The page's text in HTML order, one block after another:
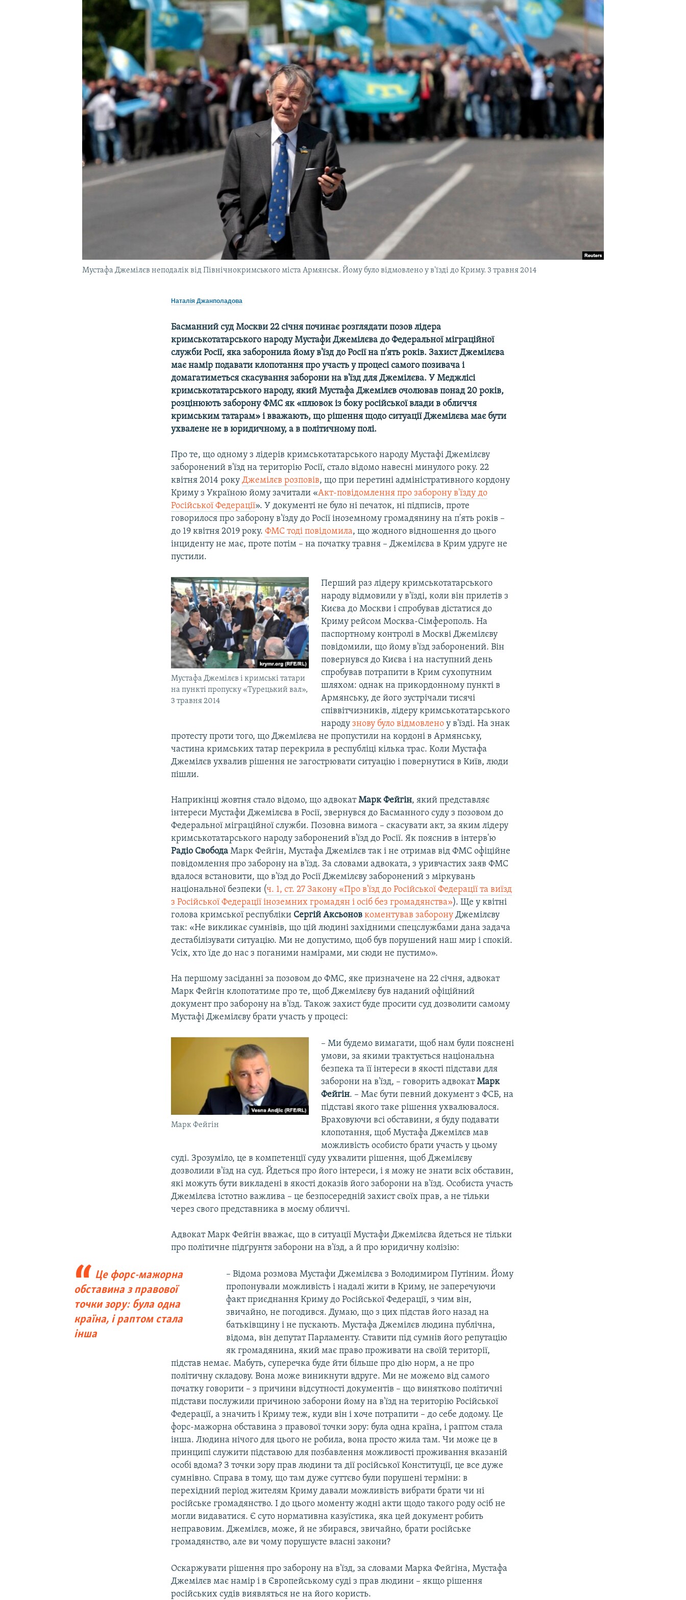
УКРАЇНСЬКА ПРОБЛЕМА КРИМУ
Мустафа Джемілєв неподалік від Північнокримського міста Армянськ. Йому було відмовлено у в'їзді до Криму. 3 травня 2014
Наталія Джанполадова
Басманний суд Москви 22 січня починає розглядати позов лідера
кримськотатарського народу Мустафи Джемілєва до Федеральної міграційної
служби Росії, яка заборонила йому в'їзд до Росії на п'ять років. Захист Джемілєва
має намір подавати клопотання про участь у процесі самого позивача і
домагатиметься скасування заборони на в'їзд для Джемілєва. У Меджлісі
кримськотатарського народу, який Мустафа Джемілєв очолював понад 20 років,
розцінюють заборону ФМС як «плювок із боку російської влади в обличчя
кримським татарам» і вважають, що рішення щодо ситуації Джемілєва має бути
ухвалене не в юридичному, а в політичному полі.
Про те, що одному з лідерів кримськотатарського народу Мустафі Джемілєву
заборонений в'їзд на територію Росії, стало відомо навесні минулого року. 22
квітня 2014 рокуДжемілєв розповів, що при перетині адміністративного кордону
Криму з Україною йому зачитали «Акт-повідомлення про заборону в'їзду до
Російської Федерації». У документі не було ні печаток, ні підписів, проте
говорилося про заборону в'їзду до Росії іноземному громадянину на п'ять років –
до 19 квітня 2019 року.ФМС тоді повідомила, що жодного відношення до цього
інциденту не має, проте потім – на початку травня – Джемілєва в Крим удруге не
пустили.
Мустафа Джемілєв і кримські татари
на пункті пропуску «Турецький вал»,
3 травня 2014
Перший раз лідеру кримськотатарського
народу відмовили у в'їзді, коли він прилетів з
Києва до Москви і спробував дістатися до
Криму рейсом Москва-Сімферополь. На
паспортному контролі в Москві Джемілєву
повідомили, що йому в'їзд заборонений. Він
повернувся до Києва і на наступний день
спробував потрапити в Крим сухопутним
шляхом: однак на прикордонному пункті в
Армянську, де його зустрічали тисячі
співвітчизників, лідеру кримськотатарського
народу знову було відмовленоу в'їзді. На знак
протесту проти того, що Джемілєва не пропустили на кордоні в Армянську,
частина кримських татар перекрила в республіці кілька трас. Коли Мустафа
Джемілєв ухвалив рішення не загострювати ситуацію і повернутися в Київ, люди
пішли.
Наприкінці жовтня стало відомо, що адвокатМарк Фейгін, який представляє
інтереси Мустафи Джемілєва в Росії, звернувся до Басманного суду з позовом до
Федеральної міграційної служби. Позовна вимога – скасувати акт, за яким лідеру
кримськотатарського народу заборонений в'їзд до Росії. Як пояснив в інтерв'ю
Радіо Свобода Марк Фейгін, Мустафа Джемілєв так і не отримав від ФМС офіційне
повідомлення про заборону на в'їзд. За словами адвоката, з уривчастих заяв ФМС
вдалося встановити, що в'їзд до Росії Джемілєву заборонений з міркувань
національної безпеки (ч. 1, ст. 27 Закону «Про в'їзд до Російської Федерації та виїзд
з Російської Федерації іноземних громадян і осіб без громадянства»). Ще у квітні
голова кримської республіки Сергій Аксьоновкоментував заборону Джемілєву
так: «Не викликає сумнівів, що цій людині західними спецслужбами дана задача
дестабілізувати ситуацію. Ми не допустимо, щоб був порушений наш мир і спокій.
Усіх, хто їде до нас з поганими намірами, ми сюди не пустимо».
На першому засіданні за позовом до ФМС, яке призначене на 22 січня, адвокат
Марк Фейгін клопотатиме про те, щоб Джемілєву був наданий офіційний
документ про заборону на в'їзд. Також захист буде просити суд дозволити самому
Мустафі Джемілєву брати участь у процесі:
Марк Фейгін
– Ми будемо вимагати, щоб нам були пояснені
умови, за якими трактується національна
безпека та її інтереси в якості підстави для
заборони на в'їзд, – говорить адвокатМарк
Фейгін. – Має бути певний документ з ФСБ, на
підставі якого таке рішення ухвалювалося.
Враховуючи всі обставини, я буду подавати
клопотання, щоб Мустафа Джемілєв мав
можливість особисто брати участь у цьому
суді. Зрозуміло, це в компетенції суду ухвалити рішення, щоб Джемілєву
дозволили в'їзд на суд. Йдеться про його інтереси, і я можу не знати всіх обставин,
які можуть бути викладені в якості доказів його заборони на в'їзд. Особиста участь
Джемілєва істотно важлива – це безпосередній захист своїх прав, а не тільки
через свого представника в моєму обличчі.
Адвокат Марк Фейгін вважає, що в ситуації Мустафи Джемілєва йдеться не тільки
про політичне підґрунтя заборони на в'їзд, а й про юридичну колізію:
Це форс-мажорна
обставина з правової
точки зору: була одна
країна, і раптом стала
інша
– Відома розмова Мустафи Джемілєва з Володимиром Путіним. Йому
пропонували можливість і надалі жити в Криму, не заперечуючи
факт приєднання Криму до Російської Федерації, з чим він,
звичайно, не погодився. Думаю, що з цих підстав його назад на
батьківщину і не пускають. Мустафа Джемілєв людина публічна,
відома, він депутат Парламенту. Ставити під сумнів його репутацію
як громадянина, який має право проживати на своїй території,
підстав немає. Мабуть, суперечка буде йти більше про дію норм, а не про
політичну складову. Вона може виникнути вдруге. Ми не можемо від самого
початку говорити – з причини відсутності документів – що винятково політичні
підстави послужили причиною заборони йому на в'їзд на територію Російської
Федерації, а значить і Криму теж, куди він і хоче потрапити – до себе додому. Це
форс-мажорна обставина з правової точки зору: була одна країна, і раптом стала
інша. Людина нічого для цього не робила, вона просто жила там. Чи може це в
принципі служити підставою для позбавлення можливості проживання вказаній
особі вдома? З точки зору прав людини та дії російської Конституції, це все дуже
сумнівно. Справа в тому, що там дуже суттєво були порушені терміни: в
перехідний період жителям Криму давали можливість вибрати брати чи ні
російське громадянство. І до цього моменту жодні акти щодо такого роду осіб не
могли видаватися. Є суто нормативна казуїстика, яка цей документ робить
неправовим. Джемілєв, може, й не збирався, звичайно, брати російське
громадянство, але ви чому порушуєте власні закони?
Оскаржувати рішення про заборону на в'їзд, за словами Марка Фейгіна, Мустафа
Джемілєв має намір і в Європейському суді з прав людини – якщо рішення
російських судів виявляться не на його користь.